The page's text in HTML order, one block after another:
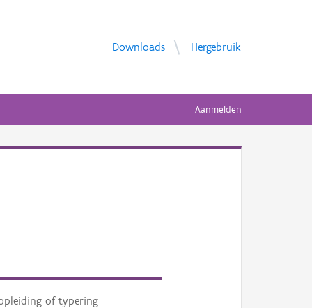
Downloads Hergebruik
Aanmelden
of typering